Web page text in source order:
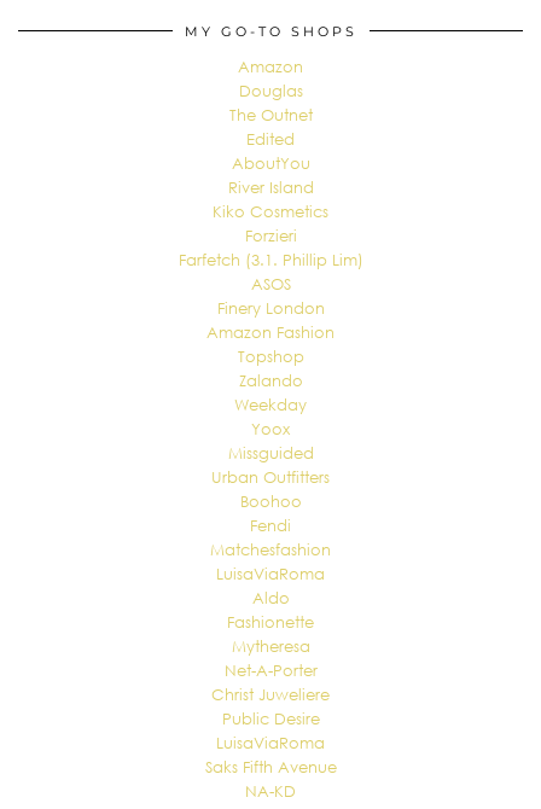
MY GO-TO SHOPS
Amazon
Douglas
The Outnet
Edited
AboutYou
River Island
Kiko Cosmetics
Forzieri
Farfetch (3.1. Phillip Lim)
ASOS
Finery London
Amazon Fashion
Topshop
Zalando
Weekday
Yoox
Missguided
Urban Outfitters
Boohoo
Fendi
Matchesfashion
LuisaViaRoma
Aldo
Fashionette
Mytheresa
Net-A-Porter
Christ Juweliere
Public Desire
LuisaViaRoma
Saks Fifth Avenue
NA-KD